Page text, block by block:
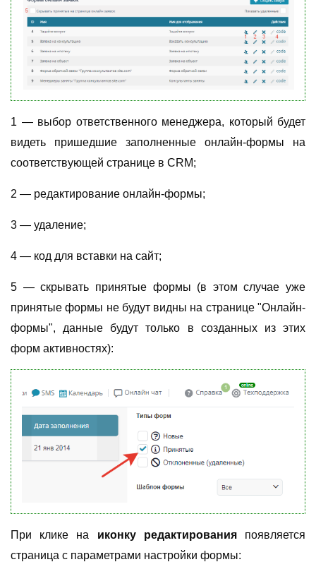
1 — выбор ответственного менеджера, который будет
видеть пришедшие заполненные онлайн-формы на
соответствующей странице в CRM;
2 — редактирование онлайн-формы;
3 — удаление;
4 — код для вставки на сайт;
5 —скрывать принятые формы (в этом случае уже
принятые формы не будут видны на странице "Онлайн-
формы", данные будут только в созданных из этих
форм активностях):
При клике на иконку редактированияпоявляется
страница с параметрами настройки формы: